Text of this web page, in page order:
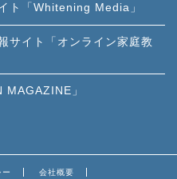
ト「Whitening Media」
サイト「オンライン家庭教
MAGAZINE」
会社概要